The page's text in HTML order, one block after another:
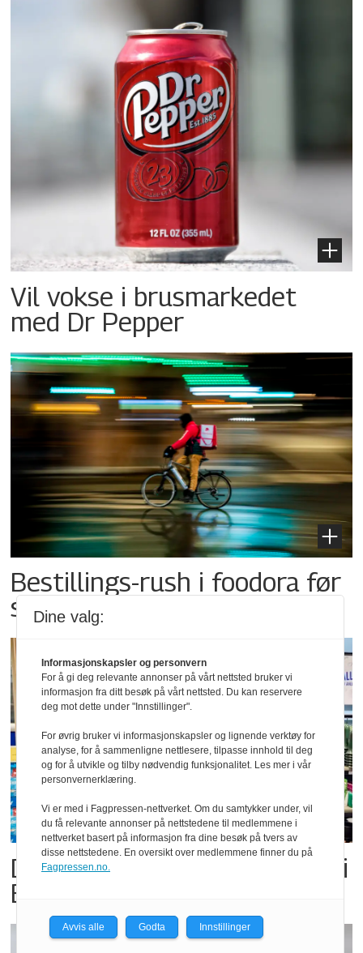
Vil vokse i brusmarkedet
med Dr Pepper
Bestillings-rush i foodora før
storkampen
Dette er landets beste Post i
Butikk
Dine valg:
Informasjonskapsler og personvern
For å gi deg relevante annonser på vårt nettsted bruker vi
informasjon fra ditt besøk på vårt nettsted. Du kan reservere
deg mot dette under "Innstillinger".
For øvrig bruker vi informasjonskapsler og lignende verktøy for
analyse, for å sammenligne nettlesere, tilpasse innhold til deg
og for å utvikle og tilby nødvendig funksjonalitet. Les mer i vår
personvernerklæring.
Vi er med i Fagpressen-nettverket. Om du samtykker under, vil
du få relevante annonser på nettstedene til medlemmene i
nettverket basert på informasjon fra dine besøk på tvers av
disse nettstedene. En oversikt over medlemmene finner du på
Fagpressen.no.
Avvis alle Godta Innstillinger